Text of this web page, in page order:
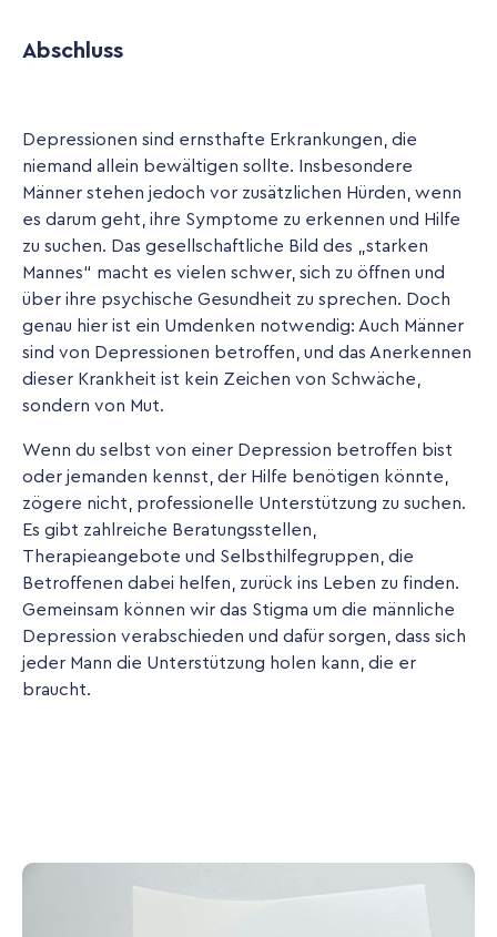
Abschluss
Depressionen sind ernsthafte Erkrankungen, die
niemand allein bewältigen sollte. Insbesondere
Männer stehen jedoch vor zusätzlichen Hürden, wenn
es darum geht, ihre Symptome zu erkennen und Hilfe
zu suchen. Das gesellschaftliche Bild des „starken
Mannes“ macht es vielen schwer, sich zu öffnen und
über ihre psychische Gesundheit zu sprechen. Doch
genau hier ist ein Umdenken notwendig: Auch Männer
sind von Depressionen betroffen, und das Anerkennen
dieser Krankheit ist kein Zeichen von Schwäche,
sondern von Mut.
Wenn du selbst von einer Depression betroffen bist
oder jemanden kennst, der Hilfe benötigen könnte,
zögere nicht, professionelle Unterstützung zu suchen.
Es gibt zahlreiche Beratungsstellen,
Therapieangebote und Selbsthilfegruppen, die
Betroffenen dabei helfen, zurück ins Leben zu finden.
Gemeinsam können wir das Stigma um die männliche
Depression verabschieden und dafür sorgen, dass sich
jeder Mann die Unterstützung holen kann, die er
braucht.